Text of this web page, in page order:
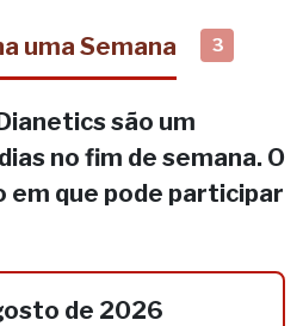
uma Semana 3
são um
no fim de semana. O
em que pode participar
de 2026